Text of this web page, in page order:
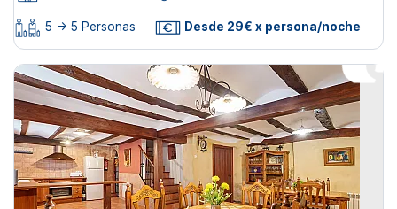
5 -> 5 Personas Desde 29€ x persona/noche